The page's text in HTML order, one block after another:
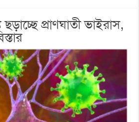
প্রাণঘাতী ভাইরাস,